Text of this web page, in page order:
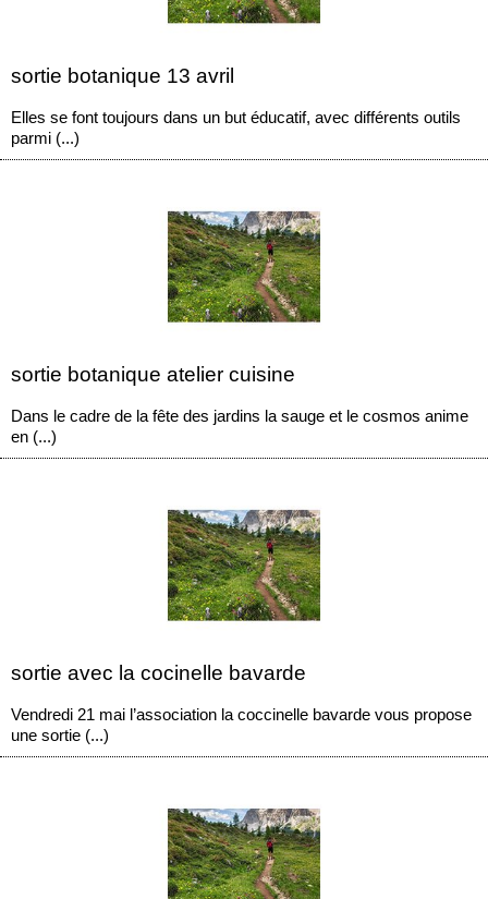
sortie botanique 13 avril
Elles se font toujours dans un but éducatif, avec différents outils
parmi (...)
sortie botanique atelier cuisine
Dans le cadre de la fête des jardins la sauge et le cosmos anime
en (...)
sortie avec la cocinelle bavarde
Vendredi 21 mai l’association la coccinelle bavarde vous propose
une sortie (...)